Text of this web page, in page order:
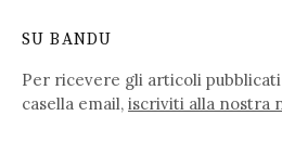
SU BANDU
Per ricevere gli articoli
casella email, iscriviti alla nostra